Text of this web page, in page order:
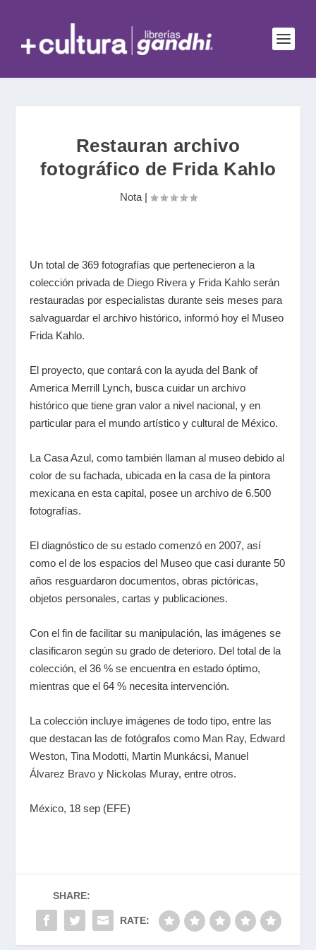
Restauran archivo
fotográfico de Frida Kahlo
Nota|
Un total de 369 fotografías que pertenecieron a la
colección privada de Diego Rivera y Frida Kahlo serán
restauradas por especialistas durante seis meses para
salvaguardar el archivo histórico, informó hoy el Museo
Frida Kahlo.
El proyecto, que contará con la ayuda del Bank of
America Merrill Lynch, busca cuidar un archivo
histórico que tiene gran valor a nivel nacional, y en
particular para el mundo artístico y cultural de México.
La Casa Azul, como también llaman al museo debido al
color de su fachada, ubicada en la casa de la pintora
mexicana en esta capital, posee un archivo de 6.500
fotografías.
El diagnóstico de su estado comenzó en 2007, así
como el de los espacios del Museo que casi durante 50
años resguardaron documentos, obras pictóricas,
objetos personales, cartas y publicaciones.
Con el fin de facilitar su manipulación, las imágenes se
clasificaron según su grado de deterioro. Del total de la
colección, el 36 % se encuentra en estado óptimo,
mientras que el 64 % necesita intervención.
La colección incluye imágenes de todo tipo, entre las
que destacan las de fotógrafos como Man Ray, Edward
Weston,Tina Modotti, Martin Munkácsi, Manuel
Álvarez Bravo y Nickolas Muray, entre otros.
México, 18 sep (EFE)
SHARE:
RATE: